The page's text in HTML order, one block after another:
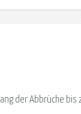
der Abbrüche